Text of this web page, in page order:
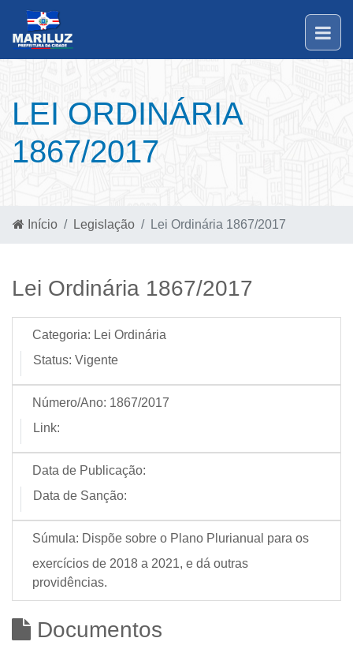
LEI ORDINÁRIA
1867/2017
Início Legislação Lei Ordinária 1867/2017
Lei Ordinária 1867/2017
Categoria: Lei Ordinária
Status: Vigente
Número/Ano: 1867/2017
Link:
Data de Publicação:
Data de Sanção:
Súmula: Dispõe sobre o Plano Plurianual para os
exercícios de 2018 a 2021, e dá outras
providências.
Documentos